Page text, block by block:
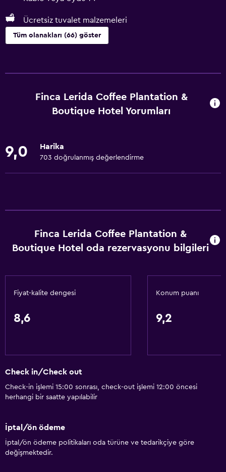
Ücretsiz tuvalet malzemeleri
Tüm olanakları (66) göster
Ücretsiz WiFi
Tüm alanlarda Wi-Fi erişimi
Yangın söndürücü
Ücretsiz tuvalet malzemeleri
Saç kremi
Küvet
Spa küveti
Özel banyo
Genel
Cam Kenarı
Aile odaları
Finca Lerida Coffee Plantation &
Boutique Hotel Yorumları
9,0 Harika
703 doğrulanmış değerlendirme
Finca Lerida Coffee Plantation &
Boutique Hotel oda rezervasyonu bilgileri
Fiyat-kalite dengesi
8,6
Konum puanı
9,2
Check in/Check out
Check-in işlemi 15:00 sonrası, check-out işlemi 12:00 öncesi
herhangi bir saatte yapılabilir
İptal/ön ödeme
İptal/ön ödeme politikaları oda türüne ve tedarikçiye göre
değişmektedir.